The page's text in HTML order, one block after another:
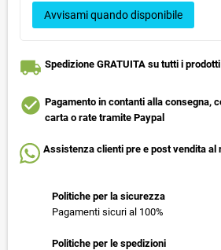
Avvisami quando disponibile
local_shipping Spedizione GRATUITA su tutti i
check_circle Pagamento in contanti alla consegna,
carta o rate tramite Paypal
Assistenza clienti pre e post vendita al
Politiche per la sicurezza
Pagamenti sicuri al 100%
Politiche per le spedizioni